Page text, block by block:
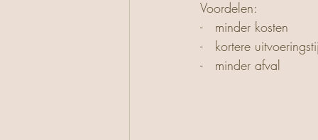
Voordelen:
-   minder kosten
-   kortere
-   minder afval